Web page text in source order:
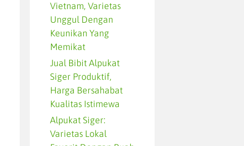
Vietnam, Varietas
Unggul Dengan
Keunikan Yang
Memikat
Jual Bibit Alpukat
Siger Produktif,
Harga Bersahabat
Kualitas Istimewa
Alpukat Siger:
Varietas Lokal